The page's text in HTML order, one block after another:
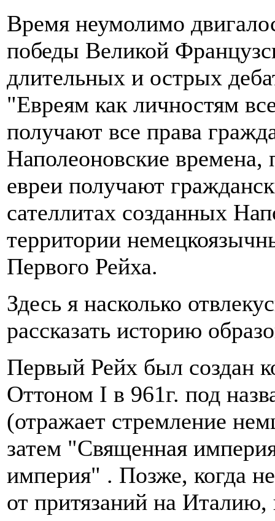
Время неумолимо
победы Великой
длительных и острых
"Евреям как личностям
получают все права
Наполеоновские времена,
евреи получают
сателлитах созданных
территории
Первого Рейха.
Здесь я насколько
рассказать историю
Первый Рейх был создан
Оттоном I в 961г. под
(отражает стремление
затем "Священная
империя" . Позже, когда
от притязаний на Италию,